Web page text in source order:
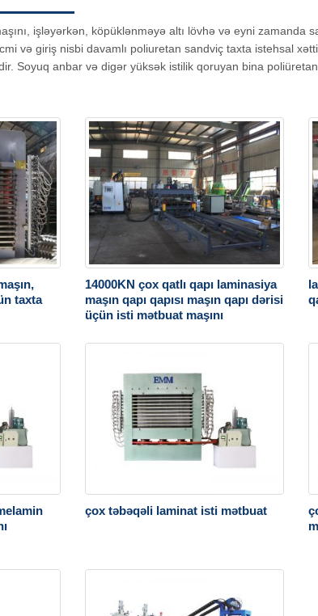
işləyərkən, köpüklənməyə altı lövhə və eyni zamanda
və giriş nisbi davamlı poliuretan sandviç taxta istehsal
Soyuq anbar və digər yüksək istilik qoruyan bina
taxta
14000KN çox qatlı qapı laminasiya
maşın qapı qapısı maşın qapı dərisi
üçün isti mətbuat maşını
çox təbəqəli laminat isti mətbuat